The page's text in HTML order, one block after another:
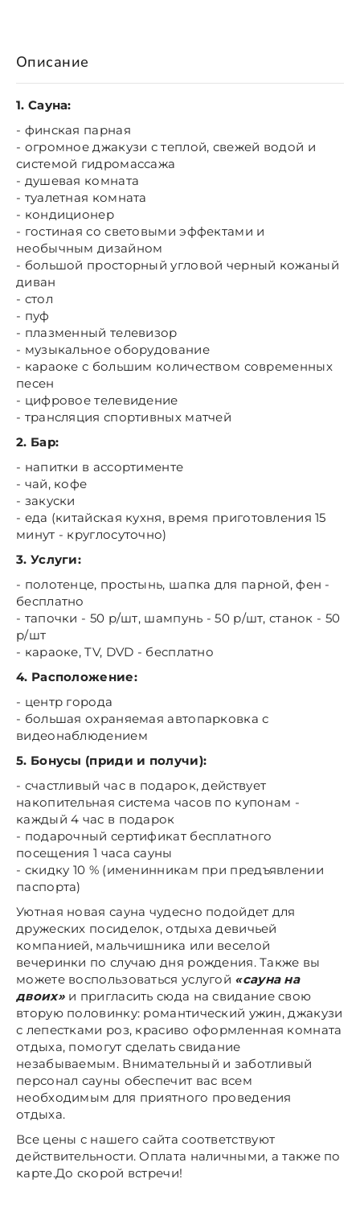
Описание
1. Сауна:
- финская парная
- огромное джакузи с теплой, свежей водой и
системой гидромассажа
- душевая комната
- туалетная комната
- кондиционер
- гостиная со световыми эффектами и
необычным дизайном
- большой просторный угловой черный кожаный
диван
- стол
- пуф
- плазменный телевизор
- музыкальное оборудование
- караоке с большим количеством современных
песен
- цифровое телевидение
- трансляция спортивных матчей
2. Бар:
- напитки в ассортименте
- чай, кофе
- закуски
- еда (китайская кухня, время приготовления 15
минут - круглосуточно)
3. Услуги:
- полотенце, простынь, шапка для парной, фен -
бесплатно
- тапочки - 50 р/шт, шампунь - 50 р/шт, станок - 50
р/шт
- караоке, TV, DVD - бесплатно
4. Расположение:
- центр города
- большая охраняемая автопарковка с
видеонаблюдением
5. Бонусы (приди и получи):
- счастливый час в подарок, действует
накопительная система часов по купонам -
каждый 4 час в подарок
- подарочный сертификат бесплатного
посещения 1 часа сауны
- скидку 10 % (именинникам при предъявлении
паспорта)
Уютная новая сауна чудесно подойдет для
дружеских посиделок, отдыха девичьей
компанией, мальчишника или веселой
вечеринки по случаю дня рождения. Также вы
можете воспользоваться услугой «сауна на
двоих»и пригласить сюда на свидание свою
вторую половинку: романтический ужин, джакузи
с лепестками роз, красиво оформленная комната
отдыха, помогут сделать свидание
незабываемым. Внимательный и заботливый
персонал сауны обеспечит вас всем
необходимым для приятного проведения
отдыха.
Все цены с нашего сайта соответствуют
действительности. Оплата наличными, а также по
карте.До скорой встречи!